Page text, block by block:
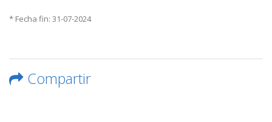
* Fecha fin: 31-07-2024
Compartir